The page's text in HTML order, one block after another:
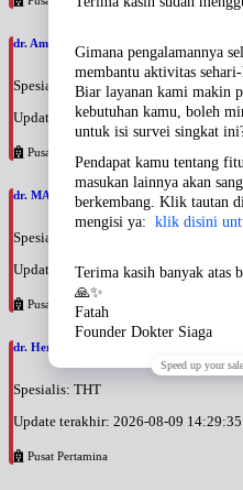
dr. Amang Surachman, SpTHT
Spesialis: THT
Update terakhir: 2026-08-09 14:34:23
Pusat Pertamina
dr. MAYA DAMAYANTI, SpTHT
Spesialis: THT
Update terakhir: 2026-08-09 14:32:28
Pusat Pertamina
dr. Herlina Ida H, SpTHT
Spesialis: THT
Update terakhir: 2026-08-09 14:29:35
Pusat Pertamina